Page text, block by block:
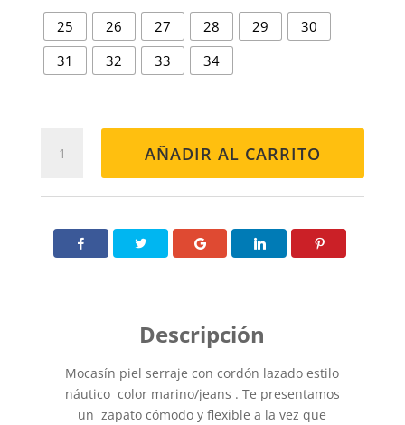
25 26 27 28 29
30
31
32 33 34
cantidad
AÑADIR AL CARRITO
Mocasín piel serraje con cordón lazado estilo
náutico color marino/jeans . Te presentamos
un zapato cómodo y flexible a la vez que